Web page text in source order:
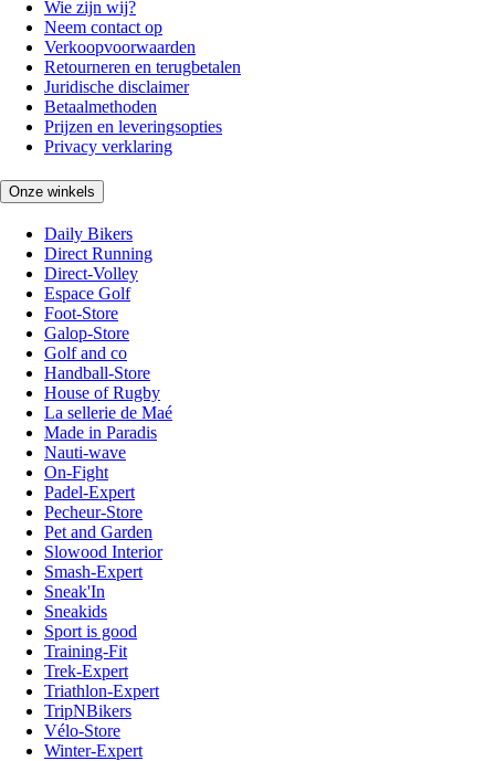
Wie zijn wij?
Neem contact op
Verkoopvoorwaarden
Retourneren en terugbetalen
Juridische disclaimer
Betaalmethoden
Prijzen en leveringsopties
Privacy verklaring
Onze winkels
Daily Bikers
Direct Running
Direct-Volley
Espace Golf
Foot-Store
Galop-Store
Golf and co
Handball-Store
House of Rugby
La sellerie de Maé
Made in Paradis
Nauti-wave
On-Fight
Padel-Expert
Pecheur-Store
Pet and Garden
Slowood Interior
Smash-Expert
Sneak'In
Sneakids
Sport is good
Training-Fit
Trek-Expert
Triathlon-Expert
TripNBikers
Vélo-Store
Winter-Expert